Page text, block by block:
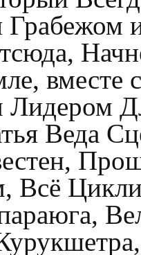
Грабежом
вместе
Веда
Всё